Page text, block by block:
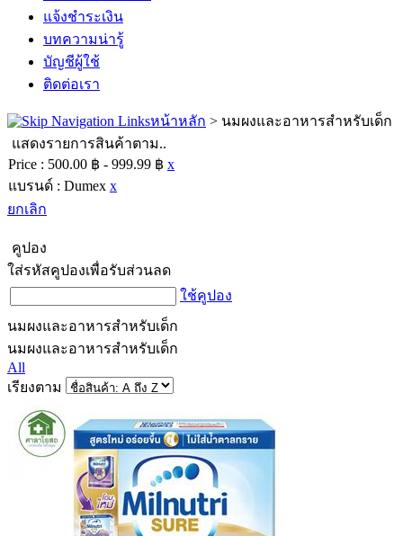
แจ้งชำระเงิน
บทความน่ารู้
บัญชีผู้ใช้
ติดต่อเรา
หน้าหลัก > นมผงและอาหารสำหรับเด็ก
แสดงรายการสินค้าตาม..
Price : 500.00 ฿ - 999.99 ฿ x
แบรนด์ : Dumex x
ยกเลิก
คูปอง
ใส่รหัสคูปองเพื่อรับส่วนลด
ใช้คูปอง
นมผงและอาหารสำหรับเด็ก
นมผงและอาหารสำหรับเด็ก
All
เรียงตาม